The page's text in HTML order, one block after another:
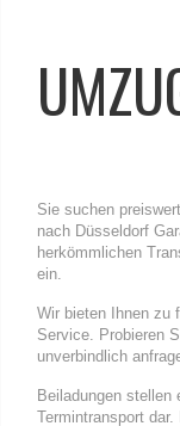
Sie suchen
nach Düsseldorf
herkömmlichen
ein.
Wir bieten Ihnen zu
Service. Probieren
unverbindlich
Beiladungen stellen
Termintransport